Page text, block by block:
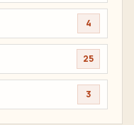
4
25
3